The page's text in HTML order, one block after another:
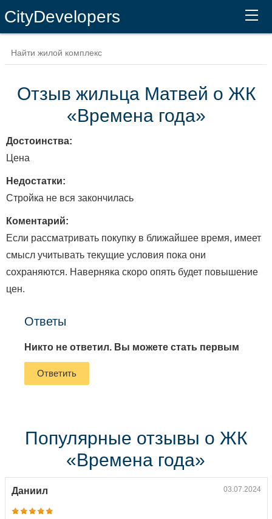
CityDevelopers
Отзыв жильца Матвей о ЖК
«Времена года»
Достоинства:
Цена
Недостатки:
Стройка не вся закончилась
Коментарий:
Если рассматривать покупку в ближайшее время, имеет
смысл учитывать текущие условия пока они
сохраняются. Наверняка скоро опять будет повышение
цен.
Ответы
Никто не ответил. Вы можете стать первым
Ответить
Популярные отзывы о ЖК
«Времена года»
03.07.2024
Даниил